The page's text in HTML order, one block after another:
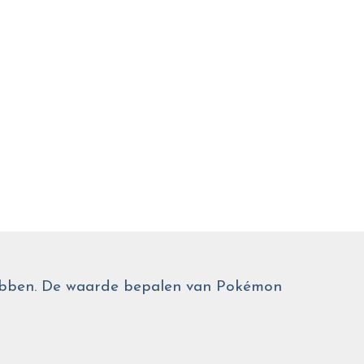
De waarde bepalen van Pokémon